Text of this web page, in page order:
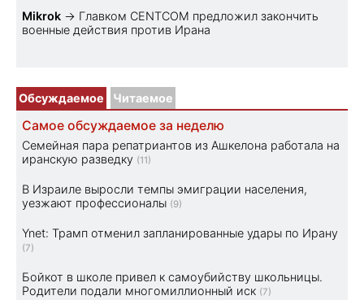
Mikrok → Главком CENTCOM предложил закончить
военные действия против Ирана
Обсуждаемое Читаемое
Самое обсуждаемое за неделю
Семейная пара репатриантов из Ашкелона работала на
иранскую разведку (11)
В Израиле выросли темпы эмиграции населения,
уезжают профессионалы (9)
Ynet: Трамп отменил запланированные удары по Ирану
(7)
Бойкот в школе привел к самоубийству школьницы.
Родители подали многомиллионный иск (7)